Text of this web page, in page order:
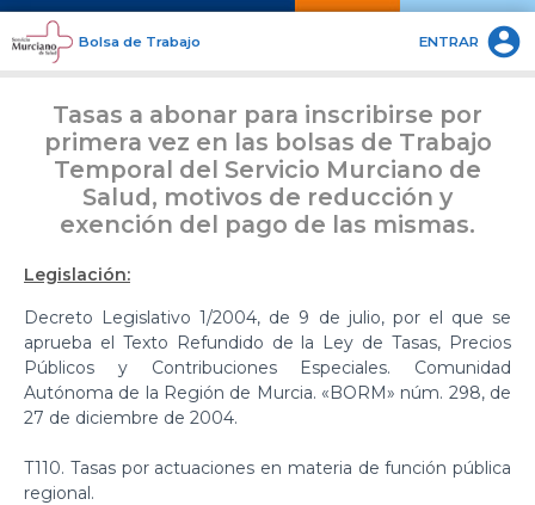
Bolsa de Trabajo ENTRAR 
Tasas a abonar para inscribirse por
primera vez en las bolsas de Trabajo
Temporal del Servicio Murciano de
Salud, motivos de reducción y
exención del pago de las mismas.
Legislación:
Decreto Legislativo 1/2004, de 9 de julio, por el que se
aprueba el Texto Refundido de la Ley de Tasas, Precios
Públicos y Contribuciones Especiales. Comunidad
Autónoma de la Región de Murcia. «BORM» núm. 298, de
27 de diciembre de 2004.
T110. Tasas por actuaciones en materia de función pública
regional.